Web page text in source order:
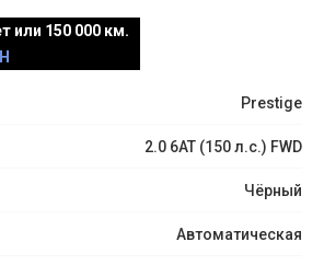
или 150 000 км.
Prestige
2.0 6AT (150 л.с.) FWD
Чёрный
Автоматическая